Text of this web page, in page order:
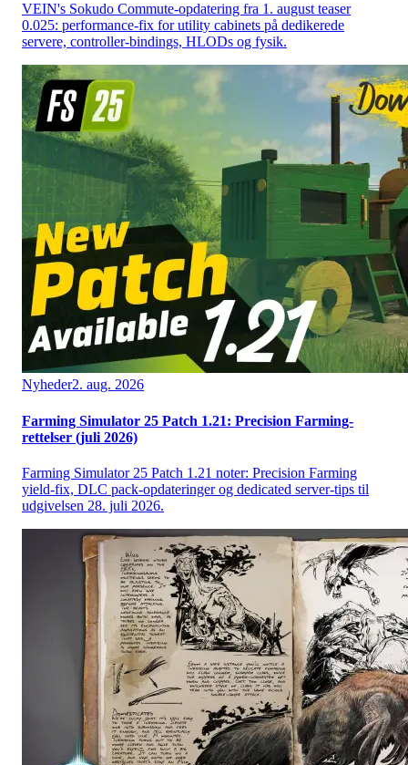
VEIN's Sokudo Commute-opdatering fra 1. august teaser
0.025: performance-fix for utility cabinets på dedikerede
servere, controller-bindings, HLODs og fysik.
Nyheder2. aug. 2026
Farming Simulator 25 Patch 1.21: Precision Farming-
rettelser (juli 2026)
Farming Simulator 25 Patch 1.21 noter: Precision Farming
yield-fix, DLC pack-opdateringer og dedicated server-tips til
udgivelsen 28. juli 2026.